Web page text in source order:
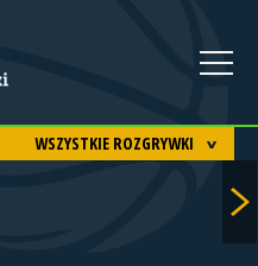
WSZYSTKIE ROZGRYWKI